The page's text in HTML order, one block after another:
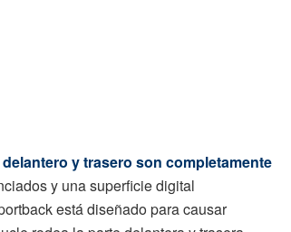
y trasero son completamente
y una superficie digital
está diseñado para causar